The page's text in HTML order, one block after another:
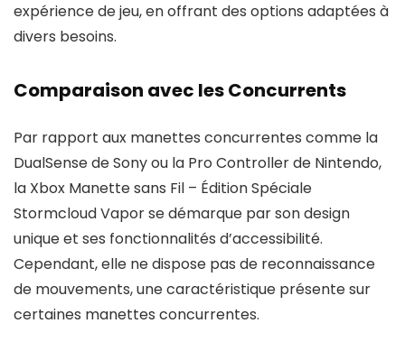
expérience de jeu, en offrant des options adaptées à
divers besoins.
Comparaison avec les Concurrents
Par rapport aux manettes concurrentes comme la
DualSense de Sony ou la Pro Controller de Nintendo,
la Xbox Manette sans Fil – Édition Spéciale
Stormcloud Vapor se démarque par son design
unique et ses fonctionnalités d’accessibilité.
Cependant, elle ne dispose pas de reconnaissance
de mouvements, une caractéristique présente sur
certaines manettes concurrentes.